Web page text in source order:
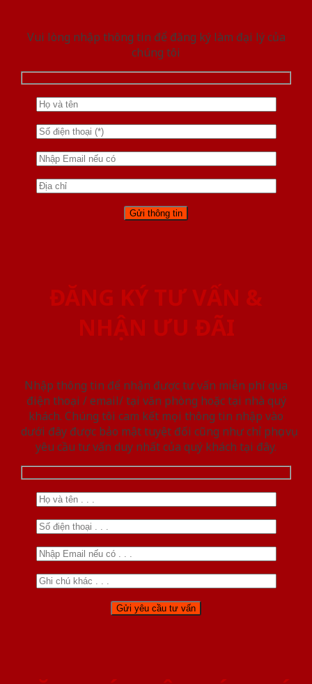
Vui lòng nhập thông tin để đăng ký làm đại lý của
chúng tôi
ĐĂNG KÝ TƯ VẤN &
NHẬN ƯU ĐÃI
Nhập thông tin để nhận được tư vấn miễn phí qua
điện thoại / email/ tại văn phòng hoặc tại nhà quý
khách. Chúng tôi cam kết mọi thông tin nhập vào
dưới đây được bảo mật tuyệt đối cũng như chỉ phục vụ
yêu cầu tư vấn duy nhất của quý khách tại đây.